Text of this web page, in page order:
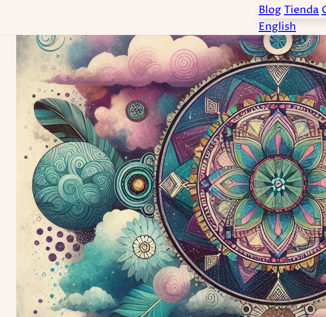
BlogTienda
English